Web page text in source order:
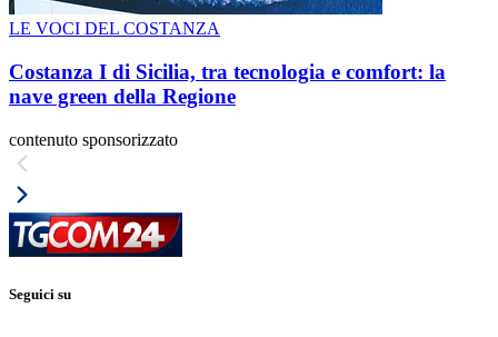
LE VOCI DEL COSTANZA
Costanza I di Sicilia, tra tecnologia e comfort: la
nave green della Regione
contenuto sponsorizzato
Seguici su